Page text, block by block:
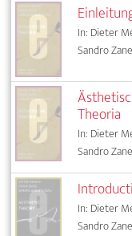
In: Dieter
Sandro
Theoria
In: Dieter
Sandro
In: Dieter
Sandro